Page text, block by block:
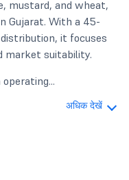
mustard, and wheat,
Gujarat. With a 45-
it focuses
market suitability.
अधिक देखें